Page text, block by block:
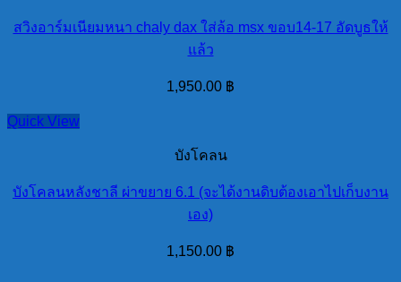
สวิงอาร์มเนียมหนา chaly dax ใส่ล้อ msx ขอบ14-17 อัดบูธให้
แล้ว
1,950.00 ฿
Quick View
บังโคลน
บังโคลนหลังชาลี ผ่าขยาย 6.1 (จะได้งานดิบต้องเอาไปเก็บงาน
เอง)
1,150.00 ฿